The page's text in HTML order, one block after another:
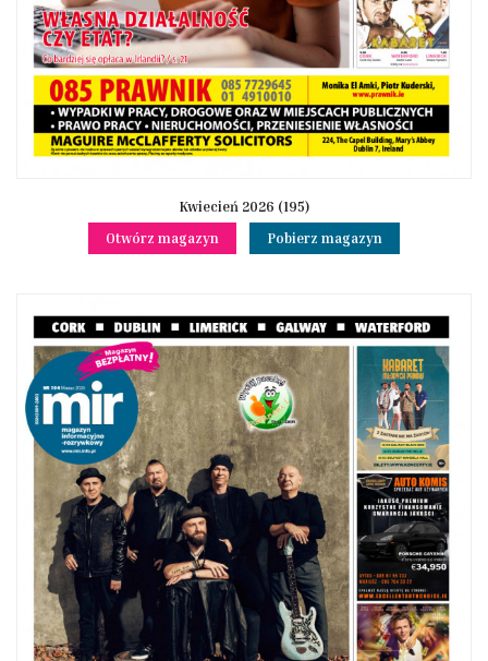
Kwiecień 2026 (195)
Otwórz magazyn
Pobierz magazyn